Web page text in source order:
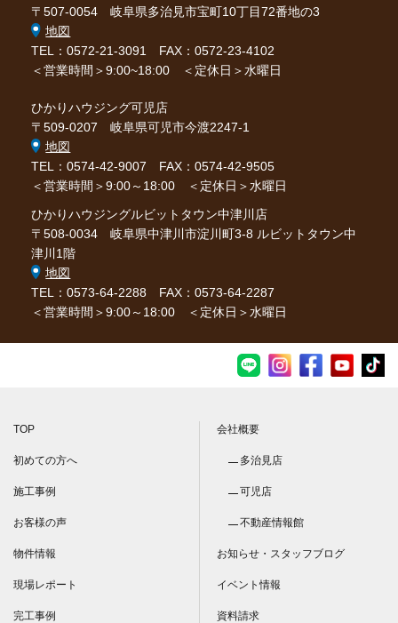
〒507-0054 岐阜県多治見市宝町10丁目72番地の3
地図
TEL：0572-21-3091
FAX：0572-23-4102
＜営業時間＞9:00~18:00 ＜定休日＞水曜日
ひかりハウジング可児店
〒509-0207 岐阜県可児市今渡2247-1
地図
TEL：0574-42-9007 FAX：0574-42-9505
＜営業時間＞9:00～18:00 ＜定休日＞水曜日
ひかりハウジングルビットタウン中津川店
〒508-0034 岐阜県中津川市淀川町3-8 ルビットタウン中
津川1階
地図
TEL：0573-64-2288 FAX：0573-64-2287
＜営業時間＞9:00～18:00 ＜定休日＞水曜日
TOP
初めての方へ
施工事例
お客様の声
物件情報
現場レポート
完工事例
会社概要
多治見店
可児店
不動産情報館
お知らせ・スタッフブログ
イベント情報
資料請求